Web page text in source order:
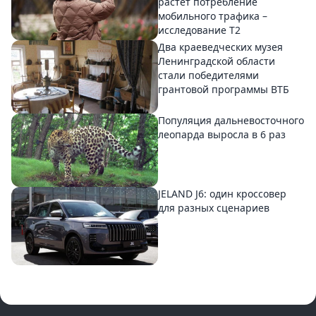
мобильного трафика –
исследование T2
Два краеведческих музея
Ленинградской области
стали победителями
грантовой программы ВТБ
Популяция дальневосточного
леопарда выросла в 6 раз
JELAND J6: один кроссовер
для разных сценариев